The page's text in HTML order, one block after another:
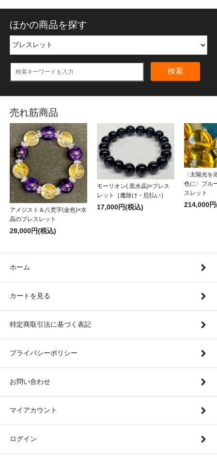
ほかの商品を探す
検索
売れ筋商品
アメジスト＆八梵字(金色)×水
晶のブレスレット
28,000円(税込)
モーリオン( 黒水晶)×ブレス
レット［魔除け・厄払い］
17,000円(税込)
〈太陽光を
色に〉ブル
スレット
214,000
ホーム
カートを見る
特定商取引法に基づく表記
プライバシーポリシー
お問い合わせ
マイアカウント
ログイン